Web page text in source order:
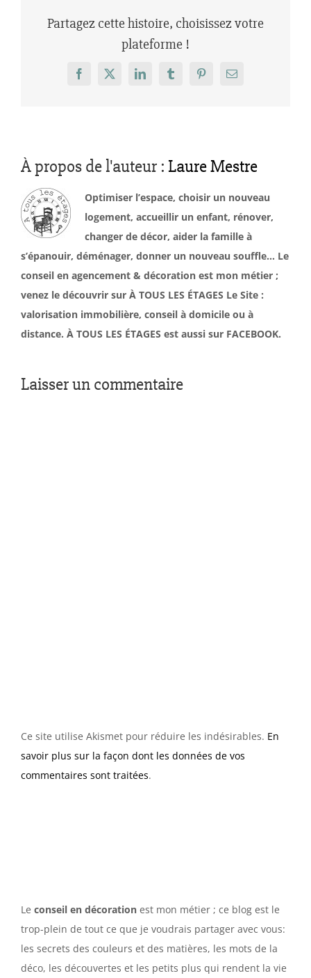
Partagez cette histoire, choisissez votre
plateforme !
Facebook
X LinkedInTumblrPinterestEmail
À propos de l'auteur : Laure Mestre
Optimiser l’espace, choisir un nouveau
logement, accueillir un enfant, rénover,
changer de décor, aider la famille à
s’épanouir, déménager, donner un nouveau souffle… Le
conseil en agencement & décoration est mon métier ;
venez le découvrir sur À TOUS LES ÉTAGES Le Site :
valorisation immobilière, conseil à domicile ou à
distance. À TOUS LES ÉTAGES est aussi sur FACEBOOK.
Laisser un commentaire
Ce site utilise Akismet pour réduire les indésirables. En
savoir plus sur la façon dont les données de vos
commentaires sont traitées.
Le conseil en décoration est mon métier ; ce blog est le
trop-plein de tout ce que je voudrais partager avec vous:
les secrets des couleurs et des matières, les mots de la
déco, les découvertes et les petits plus qui rendent la vie